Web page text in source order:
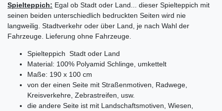
Spielteppich: Egal ob Stadt oder Land... dieser Spielteppich mit
seinen beiden unterschiedlich bedruckten Seiten wird nie
langweilig. Stadtverkehr oder über Land, je nach Wahl der
Fahrzeuge. Lieferung ohne Fahrzeuge.
Spielteppich Stadt oder Land
Material: 100% Polyamid Schlinge, umkettelt
Maße: 190 x 100 cm
von der einen Seite mit Straßenmotiven, Radwege,
Kreisverkehre, Zebrastreifen, usw.
die andere Seite ist mit Landschaftsmotiven, Wiesen,